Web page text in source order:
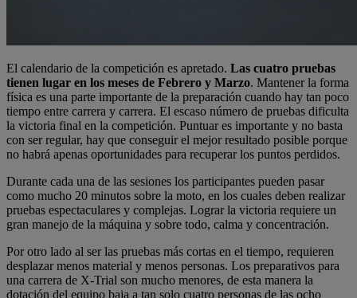
El calendario de la competición es apretado. Las cuatro pruebas
tienen lugar en los meses de Febrero y Marzo. Mantener la forma
física es una parte importante de la preparación cuando hay tan poco
tiempo entre carrera y carrera. El escaso número de pruebas dificulta
la victoria final en la competición. Puntuar es importante y no basta
con ser regular, hay que conseguir el mejor resultado posible porque
no habrá apenas oportunidades para recuperar los puntos perdidos.
Durante cada una de las sesiones los participantes pueden pasar
como mucho 20 minutos sobre la moto, en los cuales deben realizar
pruebas espectaculares y complejas. Lograr la victoria requiere un
gran manejo de la máquina y sobre todo, calma y concentración.
Por otro lado al ser las pruebas más cortas en el tiempo, requieren
desplazar menos material y menos personas. Los preparativos para
una carrera de X-Trial son mucho menores, de esta manera la
dotación del equipo baja a tan solo cuatro personas de las ocho